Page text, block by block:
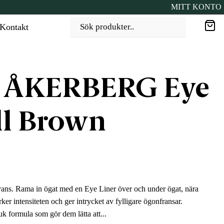
MITT KONTO
Kontakt Sök produkter..
Eye
Brown
Rama in ögat med en Eye Liner över och under ögat, nära
intensiteten och ger intrycket av fylligare ögonfransar.
formula som gör dem lätta att...